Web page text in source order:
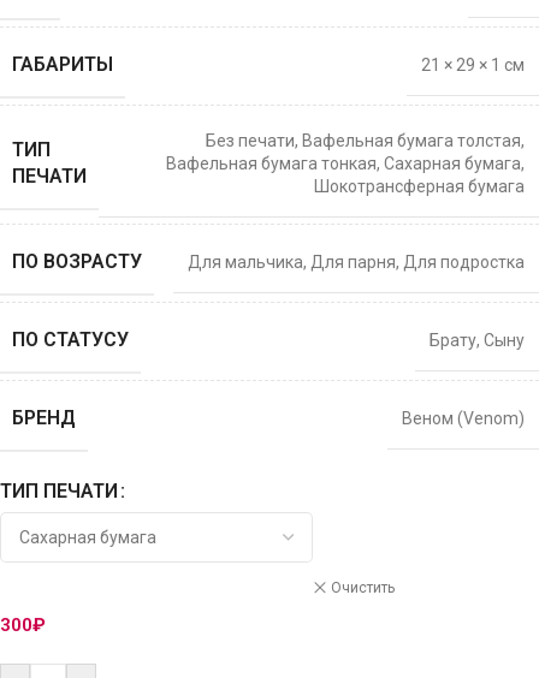
ГАБАРИТЫ 21 × 29 × 1 см
ТИП
ПЕЧАТИ
Без печати, Вафельная бумага толстая,
Вафельная бумага тонкая, Сахарная бумага,
Шокотрансферная бумага
ПО ВОЗРАСТУ Для мальчика, Для парня, Для подростка
ПО СТАТУСУ Брату, Сыну
БРЕНД Веном (Venom)
ТИП ПЕЧАТИ
Очистить
300₽